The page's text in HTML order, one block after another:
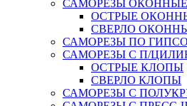
САМОРЕЗЫ ОКОННЫЕ
ОСТРЫЕ
СВЕРЛО
САМОРЕЗЫ ПО
САМОРЕЗЫ С П/
ОСТРЫЕ КЛОПЫ
СВЕРЛО КЛОПЫ
САМОРЕЗЫ С